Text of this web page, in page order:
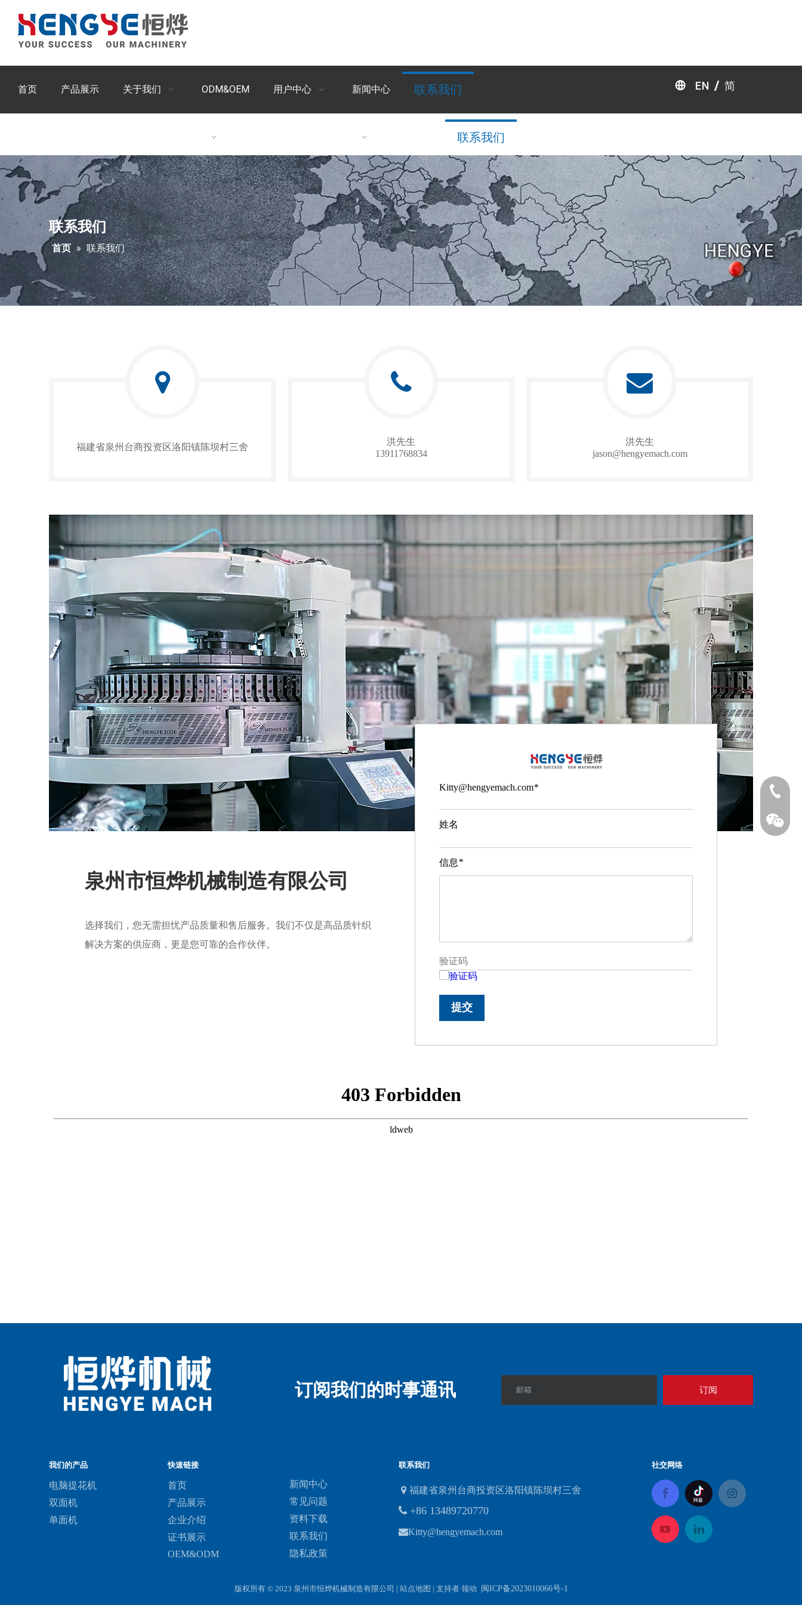
首页 产品展示 关于我们 ODM&OEM 用户中心 新闻中心 联系我们 EN / 简
联系我们
联系我们
首页 » 联系我们
福建省泉州台商投资区洛阳镇陈坝村三舍​​​​​​​
洪先生
13911768834
洪先生
jason@hengyemach.com
泉州市恒烨机械制造有限公司
选择我们，您无需担忧产品质量和售后服务。我们不仅是高品质针织
解决方案的供应商，更是您可靠的合作伙伴。
*
Kitty@hengyemach.com
姓名
*
信息
提交
订阅我们的时事通讯 邮箱 订阅
我们的产品
电脑提花机
双面机
单面机
快速链接
首页
产品展示
企业介绍
证书展示
OEM&ODM
新闻中心
常见问题
资料下载
联系我们
隐私政策
联系我们
 福建省泉州台商投资区洛阳镇陈坝村三舍
+86 13489720770
Kitty@hengyemach.com
社交网络
版权所有 © 2023 泉州市恒烨机械制造有限公司 | 站点地图 | 支持者 领动 闽ICP备2023010066号-1
销售员